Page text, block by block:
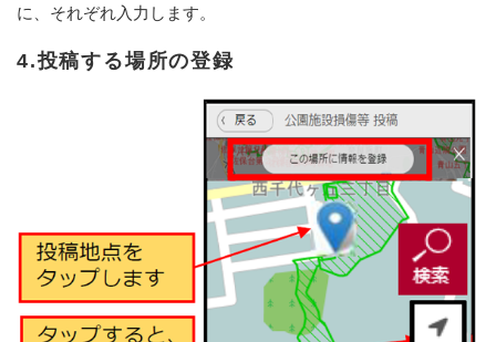
に、それぞれ入力します。
4.投稿する場所の登録